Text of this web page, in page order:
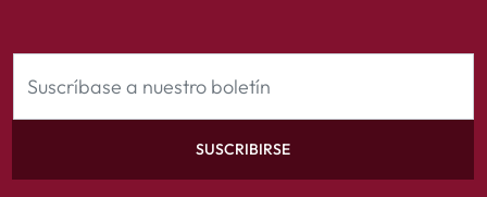
SUSCRIBIRSE